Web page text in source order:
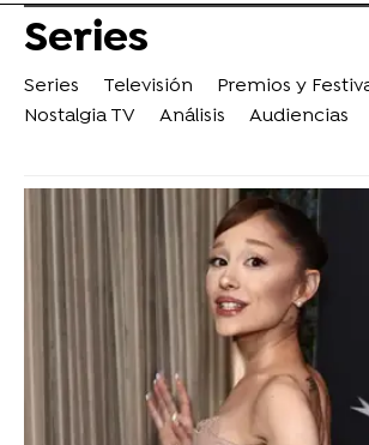
Series
Series Televisión Premios y
Nostalgia TV
Análisis Audiencias